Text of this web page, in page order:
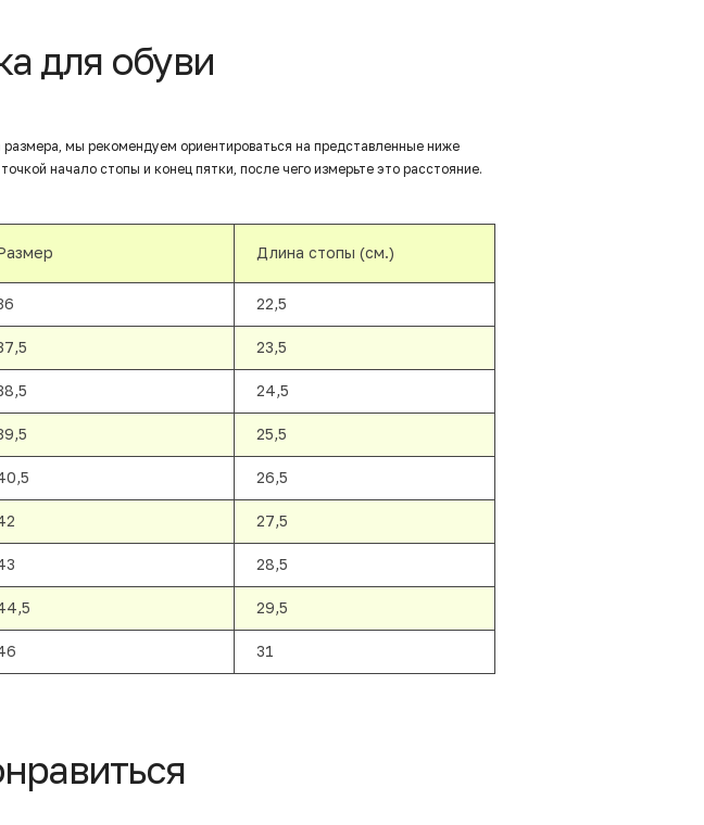
для обуви
мы рекомендуем ориентироваться на представленные ниже
начало стопы и конец пятки, после чего измерьте это расстояние.
Длина стопы (см.)
22,5
23,5
24,5
25,5
26,5
27,5
28,5
29,5
31